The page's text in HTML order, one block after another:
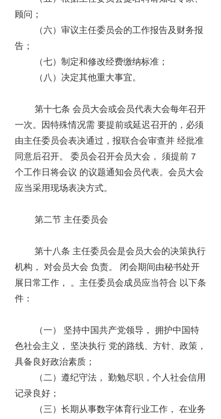
顾问；
（六）审议主任委员会的工作报告及财务报
告；
（七）制定和修改经费缴纳标准；
（八）决定其他重大事宜。
第十七条 会员大会或会员代表大会每年召开
一次。因特殊情况需 要提前或延迟召开的，必须
由主任委员会表决通过，报联合会审查并 经批准
同意后召开。 委员会召开会员大会， 须提前 7
个工作日将会议 的议题通知会员代表。会员大会
应当采用现场表决方式。
第二节 主任委员会
第十八条 主任委员会是会员大会的决策执行
机构， 对会员大会 负责。 闭会期间由秘书处开
展日常工作， 。主任委员会成员应当符合 以下条
件：
（一） 坚持中国共产党领导， 拥护中国特
色社会主义， 坚决执行 党的路线、方针、政策，
具备良好政治素质；
（二）遵纪守法， 勤勉尽职，个人社会信用
记录良好；
（三）长期从事数字体育行业工作， 在业务